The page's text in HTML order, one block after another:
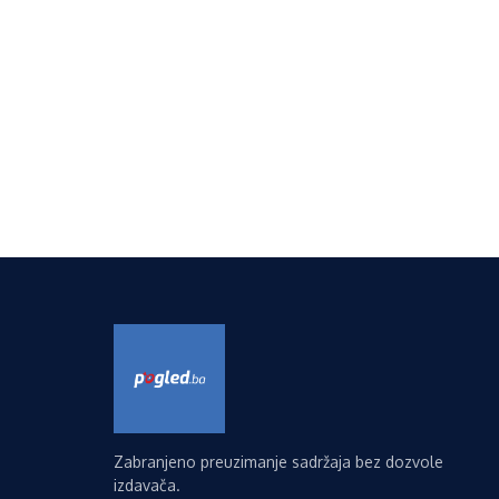
Zabranjeno preuzimanje sadržaja bez dozvole
izdavača.